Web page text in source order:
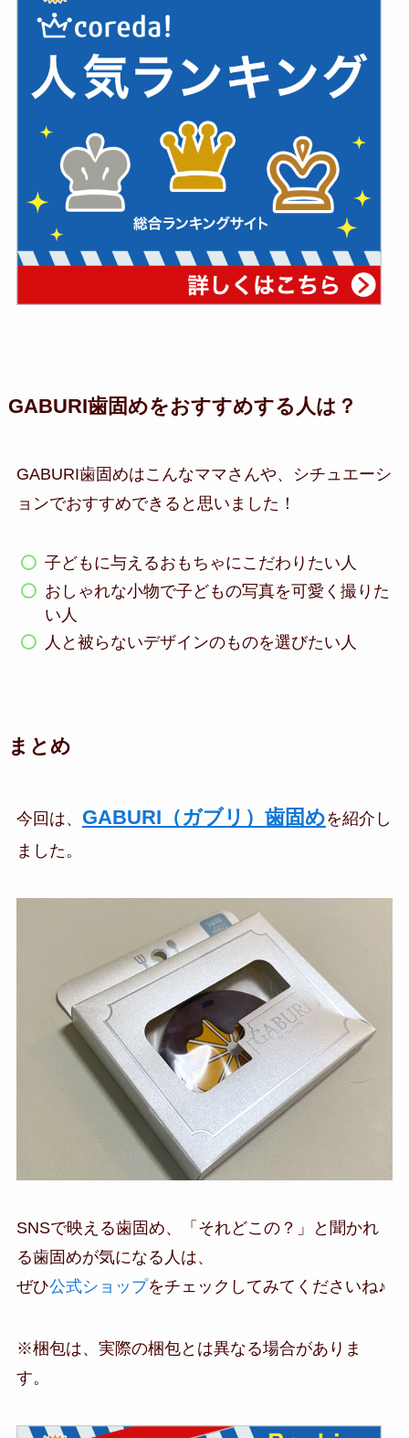
GABURI歯固めをおすすめする人は？
GABURI歯固めはこんなママさんや、シチュエーシ
ョンでおすすめできると思いました！
子どもに与えるおもちゃにこだわりたい人
おしゃれな小物で子どもの写真を可愛く撮りた
い人
人と被らないデザインのものを選びたい人
まとめ
今回は、 GABURI（ガブリ）歯固めを紹介し
ました。
SNSで映える歯固め、「それどこの？」と聞かれ
る歯固めが気になる人は、
ぜひ公式ショップをチェックしてみてくださいね♪
※梱包は、実際の梱包とは異なる場合がありま
す。